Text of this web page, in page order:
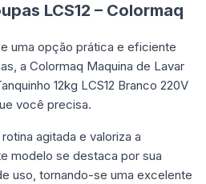
LCS12 – Colormaq
uma opção prática e eficiente
a Colormaq Maquina de Lavar
12kg LCS12 Branco 220V
você precisa.
agitada e valoriza a
modelo se destaca por sua
uso, tornando-se uma excelente